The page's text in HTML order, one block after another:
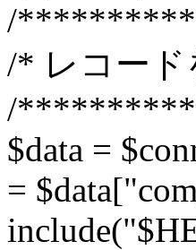
/
/* レコー
/
$data =
=